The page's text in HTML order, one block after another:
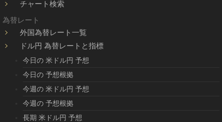
チャート検索
為替レート
外国為替レート一覧
ドル円 為替レートと指標
今日の 米ドル円 予想
今日の 予想根拠
今週の 米ドル円 予想
今週の 予想根拠
長期 米ドル円 予想